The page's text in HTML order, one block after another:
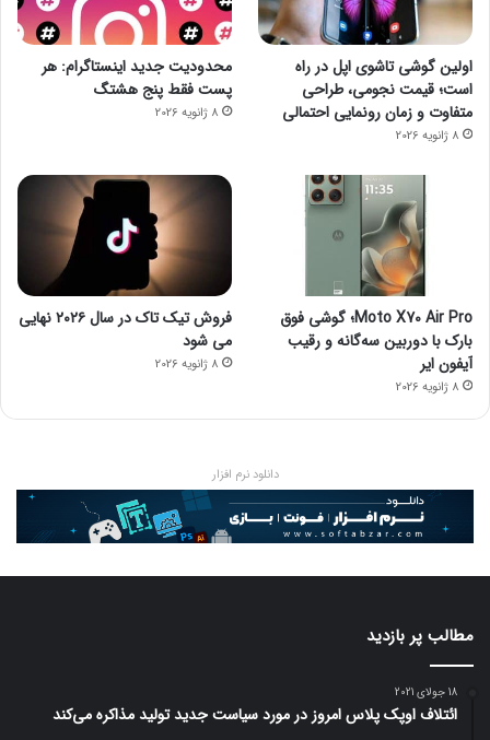
اولین گوشی تاشوی اپل در راه
است؛ قیمت نجومی، طراحی
متفاوت و زمان رونمایی احتمالی
8 ژانویه 2026
محدودیت جدید اینستاگرام: هر
پست فقط پنج هشتگ
8 ژانویه 2026
Moto X70 Air Pro؛ گوشی فوق
بارک با دوربین سه‌گانه و رقیب
آیفون ایر
8 ژانویه 2026
فروش تیک تاک در سال ۲۰۲۶ نهایی
می شود
8 ژانویه 2026
دانلود نرم افزار
مطالب پر بازدید
18 جولای 2021
ائتلاف اوپک پلاس امروز در مورد سیاست جدید تولید مذاکره می‌کند